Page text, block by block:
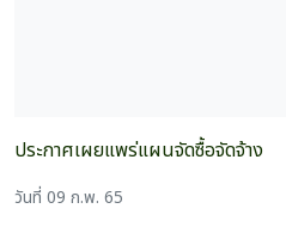
ประกาศเผยแพร่แผนจัดซื้อจัดจ้าง
วันที่ 09 ก.พ. 65